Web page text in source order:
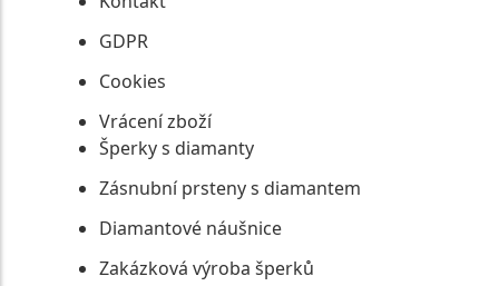
GDPR
Cookies
Vrácení zboží
Šperky s diamanty
Zásnubní prsteny s diamantem
Diamantové náušnice
Zakázková výroba šperků